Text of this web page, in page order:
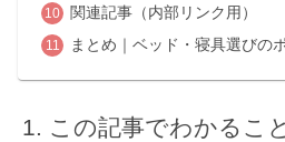
関連記事（内部リンク用）
まとめ｜ベッド・寝具選びの
この記事でわかること